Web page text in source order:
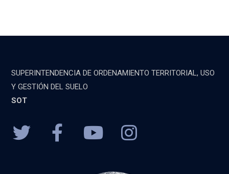
SUPERINTENDENCIA DE ORDENAMIENTO TERRITORIAL, USO
Y GESTIÓN DEL SUELO
SOT